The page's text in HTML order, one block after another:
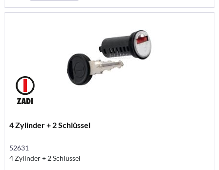
4 Zylinder + 2 Schlüssel
52631
4 Zylinder + 2 Schlüssel